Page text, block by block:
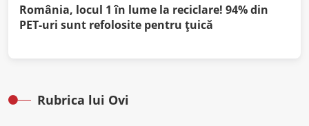
România, locul 1 în lume la reciclare! 94% din
PET-uri sunt refolosite pentru ţuică
Rubrica lui Ovi